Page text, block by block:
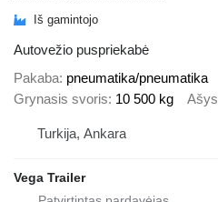
Iš gamintojo
Autovežio puspriekabė
Pakaba pneumatika/pneumatika
Grynasis svoris 10 500 kg Ašys
Turkija, Ankara
Vega Trailer